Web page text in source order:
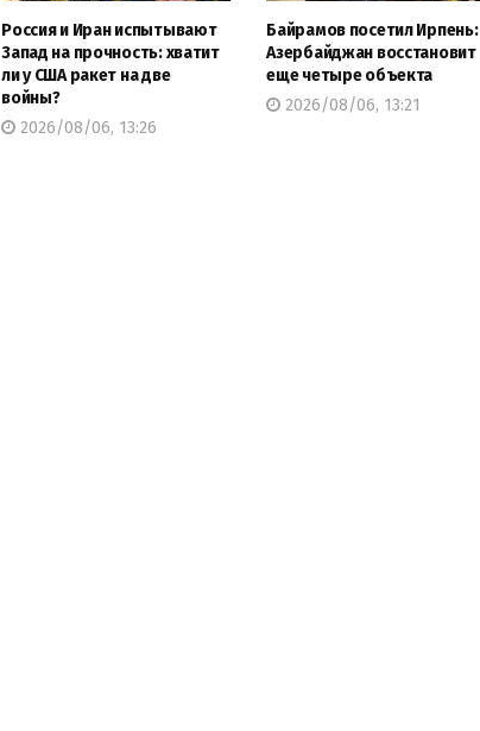
Россия и Иран испытывают
Запад на прочность: хватит
ли у США ракет на две
войны?
2026/08/06, 13:26
Байрамов посетил Ирпень:
Азербайджан восстановит
еще четыре объекта
2026/08/06, 13:21